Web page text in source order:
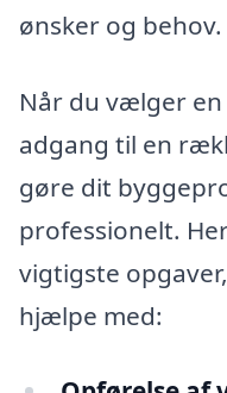
ønsker og behov.
Når du vælger
adgang til en
gøre dit
professionelt.
vigtigste
hjælpe med: